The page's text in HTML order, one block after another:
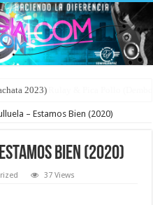
2023)
– Estamos Bien (2020)
Bien (2020)
37 Views